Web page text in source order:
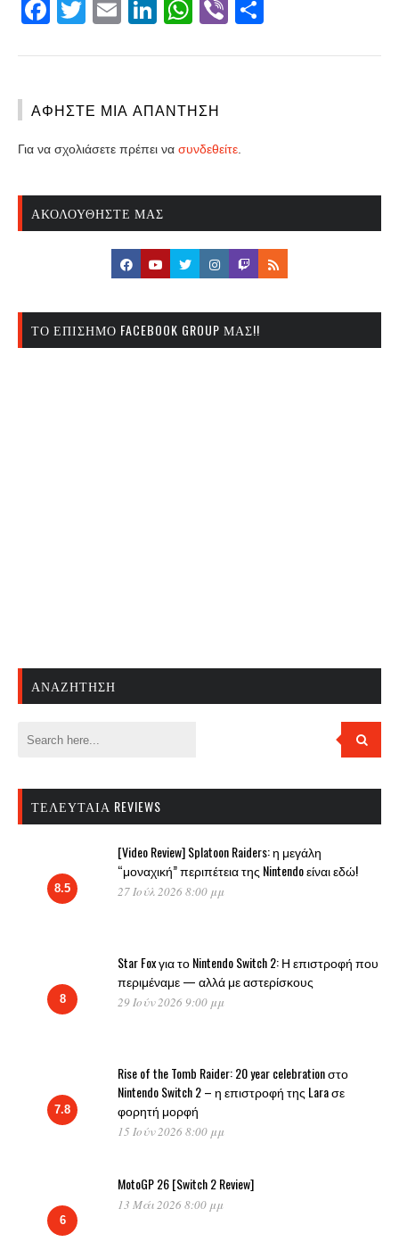
Facebook
Twitter
EmailLinkedIn
WhatsApp
Viber
ΑΦΉΣΤΕ ΜΙΑ ΑΠΆΝΤΗΣΗ
Για να σχολιάσετε πρέπει να συνδεθείτε
ΑΚΟΛΟΥΘΉΣΤΕ ΜΑΣ
ΤΟ ΕΠΊΣΗΜΟ FACEBOOK GROUP ΜΑΣ!!
ΑΝΑΖΉΤΗΣΗ
ΤΕΛΕΥΤΑΊΑ REVIEWS
8.5
[Video Review] Splatoon Raiders: η μεγάλη
“μοναχική” περιπέτεια της Nintendo είναι εδώ!
27 Ιούλ 2026 8:00 μμ
8
Star Fox για το Nintendo Switch 2: Η επιστροφή που
περιμέναμε — αλλά με αστερίσκους
29 Ιούν 2026 9:00 μμ
7.8
Rise of the Tomb Raider: 20 year celebration στο
Nintendo Switch 2 – η επιστροφή της Lara σε
φορητή μορφή
15 Ιούν 2026 8:00 μμ
6
MotoGP 26 [Switch 2 Review]
13 Μάι 2026 8:00 μμ